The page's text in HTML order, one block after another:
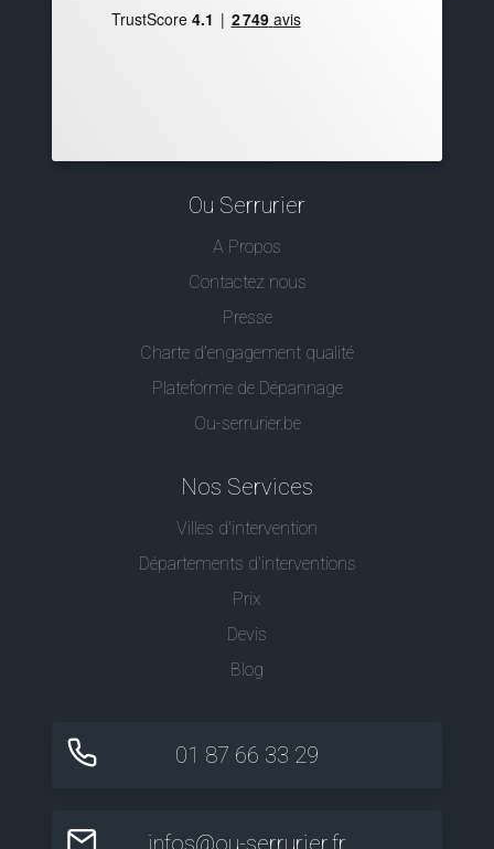
Ou Serrurier
A Propos
Contactez nous
Presse
Charte d’engagement qualité
Plateforme de Dépannage
Ou-serrurier.be
Nos Services
Villes d'intervention
Départements d'interventions
Prix
Devis
Blog
01 87 66 33 29
infos@ou-serrurier.fr